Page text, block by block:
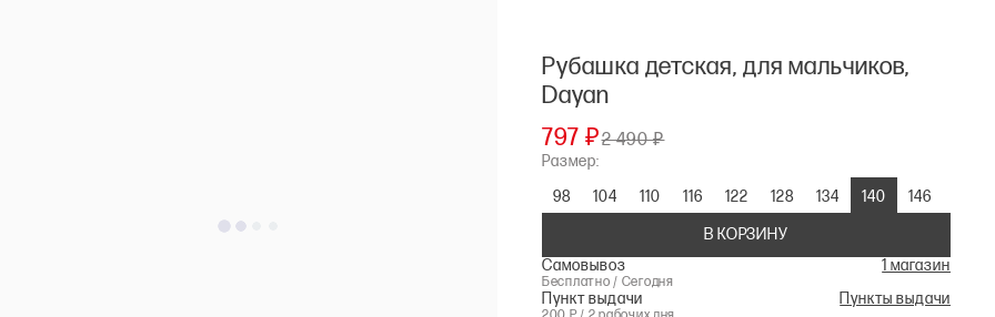
Рубашка детская, для мальчиков,
Dayan
797 ₽2 490 ₽
Размер:
98
104 110 116 122 128 134 140
146
В КОРЗИНУ
Самовывоз
1 магазин
Бесплатно / Сегодня
Пункт выдачи Пункты выдачи